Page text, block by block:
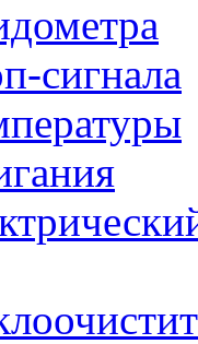
сигнала